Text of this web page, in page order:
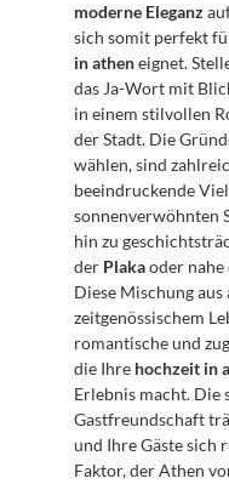
moderne Eleganz
sich somit perfekt
in athen eignet.
das Ja-Wort mit
in einem stilvollen
der Stadt. Die
wählen, sind
beeindruckende
sonnenverwöhnten
hin zu
der Plaka oder nahe
Diese Mischung
zeitgenössischem
romantische und
die Ihre hochzeit in
Erlebnis macht.
Gastfreundschaft
und Ihre Gäste sich
Faktor, der Athen